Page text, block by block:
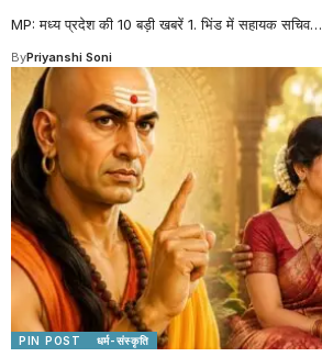
MP: मध्य प्रदेश की 10 बड़ी खबरें 1. भिंड में सहायक सचिव…
ByPriyanshi Soni
PIN POST धर्म-संस्कृति